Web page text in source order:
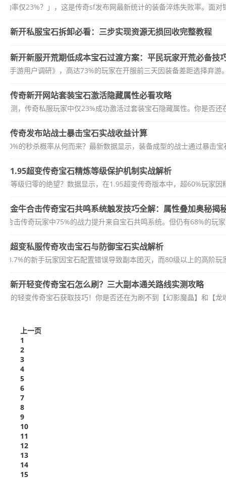
功率仅23%？」，这是传奇sf发布网最新统计的装备淬炼失败率。面
新开私服宝石拆卸必看：三步实现资源无损回收完整教程
新开新服开荒期低成本宝石过渡方案：平民玩家开荒必备技
手游用户调研》，高达73%的玩家在开服前三天因装备差距选择弃
传奇新开网站套装宝石激活隐藏属性必看攻略
监测，传奇私服玩家中仅23%成功激活过套装宝石隐藏属性。你是否
传奇发布站战士暴击宝石实战收益计算
60%的秒杀概率从何而来？最新数据显示，装备成型的战士通过暴击
1.95超变传奇宝石精炼等级保护机制实战解析
炼等级归零的绝望？数据显示，在1.95超变传奇版本中，超60%玩家
金牛合击传奇宝石共鸣系统触发技巧全解：属性叠加奥秘揭
合击传奇玩家中75%的战力提升来自宝石共鸣系统。但仍有68%的玩
超变私服传奇攻击宝石与防御宝石实战解析
63.7%的新手玩家因宝石配置错误导致副本团灭，而80级以上的高阶
新开轻变传奇宝石怎么刷？三大副本通关路线实测攻略
道的轻变传奇宝石获取技巧！你是否还在为刷不到【幻影魔晶】和【
上一页
1
2
3
4
5
6
7
8
9
10
11
12
13
14
15